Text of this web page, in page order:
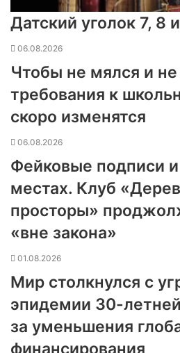
Датский уголок 7, 8
06.08.2026
Чтобы не мялся и
требования к
скоро изменятся
06.08.2026
Фейковые подписи
местах. Клуб
просторы»
«вне закона»
01.08.2026
Мир столкнулся с
эпидемии 30-
за уменьшения
финансирования